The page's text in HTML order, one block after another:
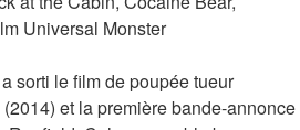
Universal Monster
sorti le film de poupée tueur
et la première bande-annonce